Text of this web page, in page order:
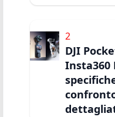
2
DJI
Insta360